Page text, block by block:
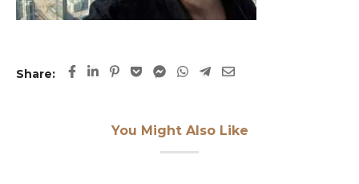
Share:
You Might Also Like